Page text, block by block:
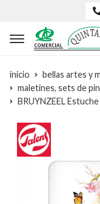
inicio
bellas artes y
maletines, sets de
BRUYNZEEL